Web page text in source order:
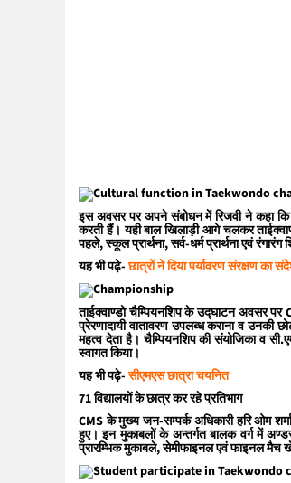
इस अवसर पर अपने संबोधन में रिजवी ने कहा कि
करती हैं। यही बाल खिलाड़ी आगे चलकर
पहले, स्कूल प्रार्थना, सर्व-धर्म प्रार्थना एवं
यह भी पढ़े-छात्रों ने दिया पर्यावरण संरक्षण का
ताईक्वाण्डो चैम्पियनशिप के उद्घाटन अवसर पर
प्रेरणादायी वातावरण उपलब्ध कराना व उनकी
महत्व देता है। चैम्पियनशिप की संयोजिका व
स्वागत किया।
यह भी पढ़े-सीएमएस छात्रा चयनित
71 विद्यालयों के छात्र कर रहे प्रतिभाग
CMS के मुख्य जन-सम्पर्क अधिकारी हरि ओम
हुए। इन मुकाबलों के अन्तर्गत बालक वर्ग में
प्रारम्भिक मुकाबले, सेमीफाइनल एवं फाइनल मैच